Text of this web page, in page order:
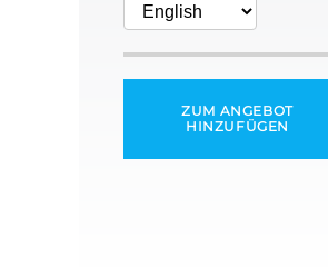
ZUM ANGEBOT
HINZUFÜGEN